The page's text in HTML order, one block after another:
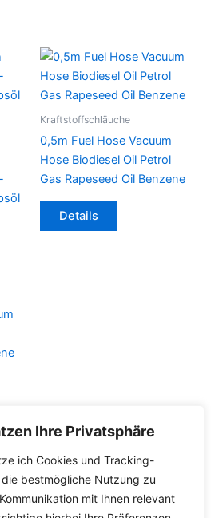
Ihre Privatsphäre
ich Cookies und Tracking-
bestmögliche Nutzung zu
mit Ihnen relevant
Kraftstoffschläuche
0,5m Fuel Hose Vacuum
Hose Biodiesel Oil Petrol
Gas Rapeseed Oil Benzene
Details
Dieses
gewählt
werden